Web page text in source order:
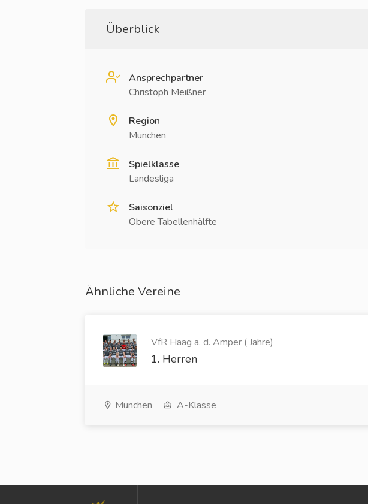
Überblick
Ansprechpartner
Christoph Meißner
Region
München
Spielklasse
Landesliga
Saisonziel
Obere Tabellenhälfte
Ähnliche Vereine
VfR Haag a. d. Amper ( Jahre)
1. Herren
München A-Klasse